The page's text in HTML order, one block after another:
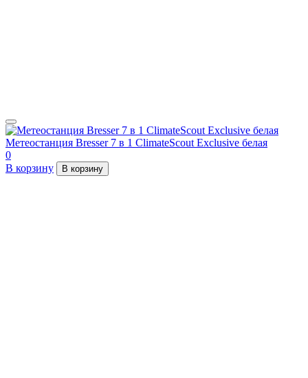
Метеостанция Bresser 7 в 1 ClimateScout Exclusive белая
0
В корзину
В корзину